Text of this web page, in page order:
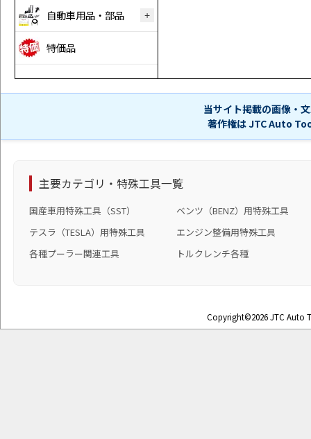
自動車用品・部品
特価品
当サイト掲載の画像・
著作権は JTC Auto
主要カテゴリ・特殊工具一覧
国産車用特殊工具（SST）
ベンツ（BENZ）用特殊工具
テスラ（TESLA）用特殊工具
エンジン整備用特殊工具
各種プーラー関連工具
トルクレンチ各種
Copyright©2026 JTC Auto